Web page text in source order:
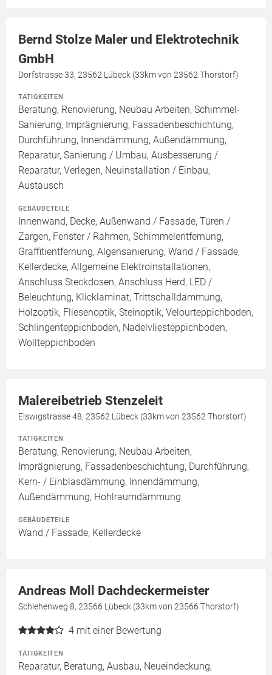
Bernd Stolze Maler und Elektrotechnik
GmbH
Dorfstrasse 33, 23562 Lübeck (33km von 23562 Thorstorf)
TÄTIGKEITEN
Beratung, Renovierung, Neubau Arbeiten, Schimmel-
Sanierung, Imprägnierung, Fassadenbeschichtung,
Durchführung, Innendämmung, Außendämmung,
Reparatur, Sanierung / Umbau, Ausbesserung /
Reparatur, Verlegen, Neuinstallation / Einbau,
Austausch
GEBÄUDETEILE
Innenwand, Decke, Außenwand / Fassade, Türen /
Zargen, Fenster / Rahmen, Schimmelentfernung,
Graffitientfernung, Algensanierung, Wand / Fassade,
Kellerdecke, Allgemeine Elektroinstallationen,
Anschluss Steckdosen, Anschluss Herd, LED /
Beleuchtung, Klicklaminat, Trittschalldämmung,
Holzoptik, Fliesenoptik, Steinoptik, Velourteppichboden,
Schlingenteppichboden, Nadelvliesteppichboden,
Wollteppichboden
Malereibetrieb Stenzeleit
Elswigstrasse 48, 23562 Lübeck (33km von 23562 Thorstorf)
TÄTIGKEITEN
Beratung, Renovierung, Neubau Arbeiten,
Imprägnierung, Fassadenbeschichtung, Durchführung,
Kern- / Einblasdämmung, Innendämmung,
Außendämmung, Hohlraumdämmung
GEBÄUDETEILE
Wand / Fassade, Kellerdecke
Andreas Moll Dachdeckermeister
Schlehenweg 8, 23566 Lübeck (33km von 23566 Thorstorf)
4 mit einer Bewertung
TÄTIGKEITEN
Reparatur, Beratung, Ausbau, Neueindeckung,